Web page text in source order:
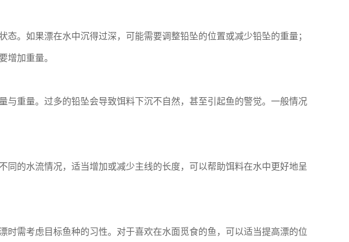
态。如果漂在水中沉得过深，可能需要调整铅坠的位置或减少铅坠的重量；
增加重量。
与重量。过多的铅坠会导致饵料下沉不自然，甚至引起鱼的警觉。一般情况
同的水流情况，适当增加或减少主线的长度，可以帮助饵料在水中更好地呈
时需考虑目标鱼种的习性。对于喜欢在水面觅食的鱼，可以适当提高漂的位